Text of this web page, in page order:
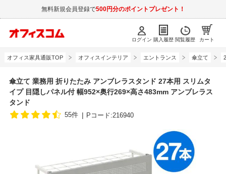
無料新規会員登録で500円分のポイントプレゼント！
ログイン 購入履歴 閲覧履歴 カート
オフィス家具通販TOP オフィスインテリア エントランス 傘立て
傘立て 業務用 折りたたみ アンブレラスタンド 27本用 スリムタ
イプ 目隠しパネル付 幅952×奥行269×高さ483mm アンブレラス
タンド
55件 Pコード:216940